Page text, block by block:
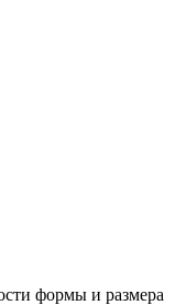
формы и размера